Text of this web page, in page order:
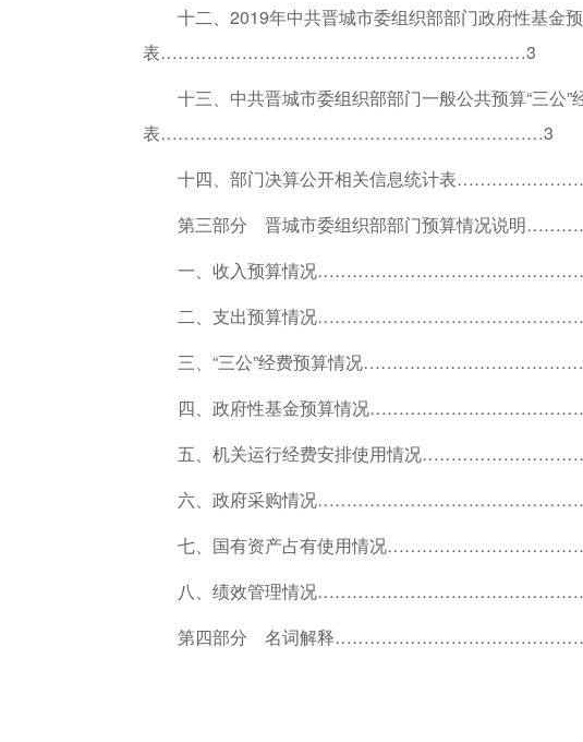
十二、 2019年中共晋城市委组织部部门政府性基金
表………………………………………………………3
十三、 中共晋城市委组织部部门一般公共预算“三公”
表…………………………………………………………3
十四、 部门决算公开相关信息统计表
第三部分 晋城市委组织部部门预算情况说明
一、收入预算情况
二、支出预算情况
三、“三公”经费预算情况
四、政府性基金预算情况
五、机关运行经费安排使用情况
六、政府采购情况
七、国有资产占有使用情况
八、绩效管理情况
第四部分 名词解释